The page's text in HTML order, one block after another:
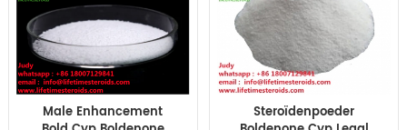
Male Enhancement
Steroïdenpoeder